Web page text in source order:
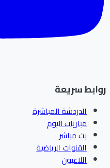
سريعة
الدردشة المباشرة
مباريات اليوم
بث مباشر
القنوات الرياضية
اللاعبون